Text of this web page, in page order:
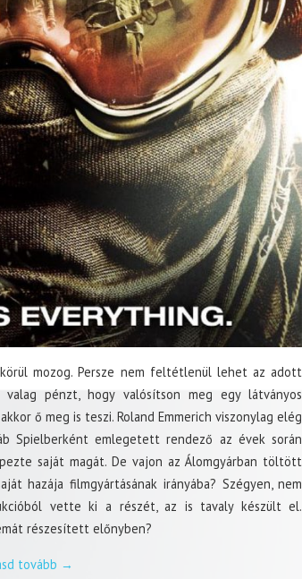
mozog. Persze nem feltétlenül lehet az adott
pénzt, hogy valósítson meg egy látványos
ő meg is teszi. Roland Emmerich viszonylag elég
Spielberként emlegetett rendező az évek során
saját magát. De vajon az Álomgyárban töltött
hazája filmgyártásának irányába? Szégyen, nem
vette ki a részét, az is tavaly készült el.
részesített előnyben?
tovább →